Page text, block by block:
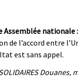
Assemblée nationale :
de l’accord entre
est sans appel.